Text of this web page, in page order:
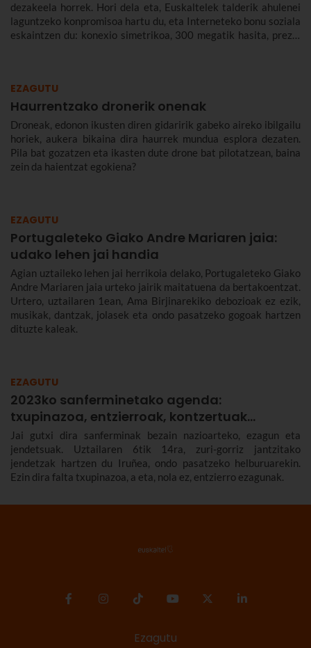
dezakeela horrek. Hori dela eta, Euskaltelek talderik ahulenei
laguntzeko konpromisoa hartu du, eta Interneteko bonu soziala
eskaintzen du: konexio simetrikoa, 300 megatik hasita, prezio
EZAGUTU
Haurrentzako dronerik onenak
Droneak, edonon ikusten diren gidaririk gabeko aireko ibilgailu
horiek, aukera bikaina dira haurrek mundua esplora dezaten.
Pila bat gozatzen eta ikasten dute drone bat pilotatzean, baina
zein da haientzat egokiena?
EZAGUTU
Portugaleteko Giako Andre Mariaren jaia:
udako lehen jai handia
Agian uztaileko lehen jai herrikoia delako, Portugaleteko Giako
Andre Mariaren jaia urteko jairik maitatuena da bertakoentzat.
Urtero, uztailaren 1ean, Ama Birjinarekiko debozioak ez ezik,
musikak, dantzak, jolasek eta ondo pasatzeko gogoak hartzen
dituzte kaleak.
EZAGUTU
2023ko sanferminetako agenda:
txupinazoa, entzierroak, kontzertuak…
Jai gutxi dira sanferminak bezain nazioarteko, ezagun eta
jendetsuak. Uztailaren 6tik 14ra, zuri-gorriz jantzitako
jendetzak hartzen du Iruñea, ondo pasatzeko helburuarekin.
Ezin dira falta txupinazoa, a eta, nola ez, entzierro ezagunak.
Ezagutu